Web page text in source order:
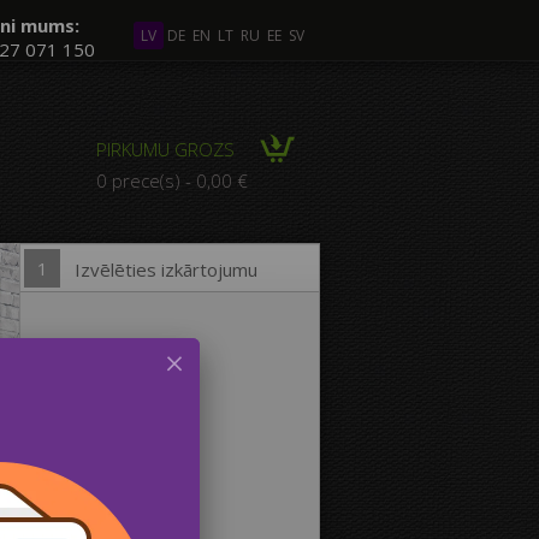
LV DE EN LT RU EE SV
mums:
27 071 150
PIRKUMU GROZS
0 prece(s) - 0,00 €
1 Izvēlēties izkārtojumu
no vairākiem